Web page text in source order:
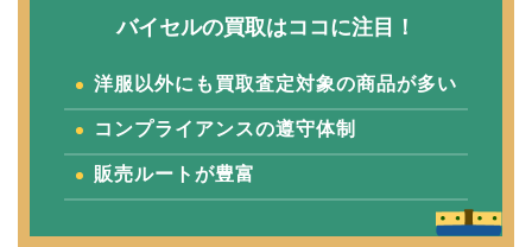
バイセルの買取はココに注目！
洋服以外にも買取査定対象の商品が多い
コンプライアンスの遵守体制
販売ルートが豊富